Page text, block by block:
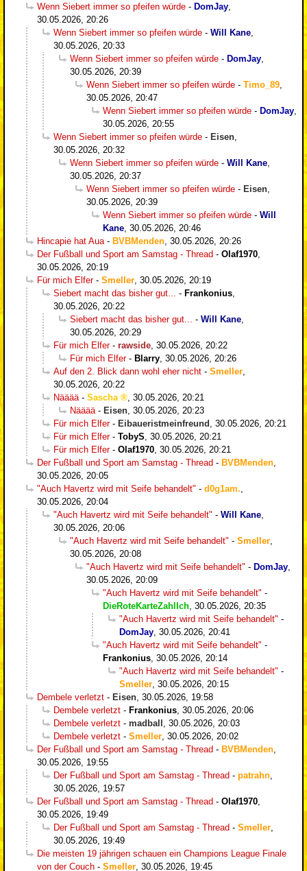
Wenn Siebert immer so pfeifen würde - DomJay
30.05.2026, 20:26
Wenn Siebert immer so pfeifen würde - Will Kane
30.05.2026, 20:33
Wenn Siebert immer so pfeifen würde - DomJay
30.05.2026, 20:39
Wenn Siebert immer so pfeifen würde - Timo_89
30.05.2026, 20:47
Wenn Siebert immer so pfeifen würde - DomJay
30.05.2026, 20:55
Wenn Siebert immer so pfeifen würde - Eisen
30.05.2026, 20:32
Wenn Siebert immer so pfeifen würde - Will Kane
30.05.2026, 20:37
Wenn Siebert immer so pfeifen würde - Eisen
30.05.2026, 20:39
Wenn Siebert immer so pfeifen würde - Will
Kane 30.05.2026, 20:46
Hincapie hat Aua - BVBMenden 30.05.2026, 20:26
Der Fußball und Sport am Samstag - Thread - Olaf1970
30.05.2026, 20:19
Für mich Elfer- Smeller 30.05.2026, 20:19
Siebert macht das bisher gut...
- Frankonius
30.05.2026, 20:22
Siebert macht das bisher gut...
- Will Kane
30.05.2026, 20:29
Für mich Elfer- rawside 30.05.2026, 20:22
Für mich Elfer- Blarry 30.05.2026, 20:26
Auf den 2. Blick dann wohl eher nicht - Smeller
30.05.2026, 20:22
Nääää - Sascha
30.05.2026, 20:21
Nääää - Eisen 30.05.2026, 20:23
Für mich Elfer- Eibaueristmeinfreund
30.05.2026, 20:21
Für mich Elfer- TobyS 30.05.2026, 20:21
Für mich Elfer- Olaf1970 30.05.2026, 20:21
Der Fußball und Sport am Samstag - Thread - BVBMenden
30.05.2026, 20:05
"Auch Havertz wird mit Seife behandelt" - d0g1am.
30.05.2026, 20:04
"Auch Havertz wird mit Seife behandelt" - Will Kane
30.05.2026, 20:06
"Auch Havertz wird mit Seife behandelt" - Smeller
30.05.2026, 20:08
"Auch Havertz wird mit Seife behandelt" - DomJay
30.05.2026, 20:09
"Auch Havertz wird mit Seife behandelt" -
DieRoteKarteZahlIch 30.05.2026, 20:35
"Auch Havertz wird mit Seife behandelt" -
DomJay 30.05.2026, 20:41
"Auch Havertz wird mit Seife behandelt" -
Frankonius 30.05.2026, 20:14
"Auch Havertz wird mit Seife behandelt" -
Smeller 30.05.2026, 20:15
Dembele verletzt - Eisen 30.05.2026, 19:58
Dembele verletzt - Frankonius 30.05.2026, 20:06
Dembele verletzt - madball
30.05.2026, 20:03
Dembele verletzt - Smeller 30.05.2026, 20:02
Der Fußball und Sport am Samstag - Thread - BVBMenden
30.05.2026, 19:55
Der Fußball und Sport am Samstag - Thread - patrahn
30.05.2026, 19:57
Der Fußball und Sport am Samstag - Thread - Olaf1970
30.05.2026, 19:49
Der Fußball und Sport am Samstag - Thread - Smeller
30.05.2026, 19:49
Die meisten 19 jährigen schauen ein Champions League Finale
von der Couch - Smeller 30.05.2026, 19:45